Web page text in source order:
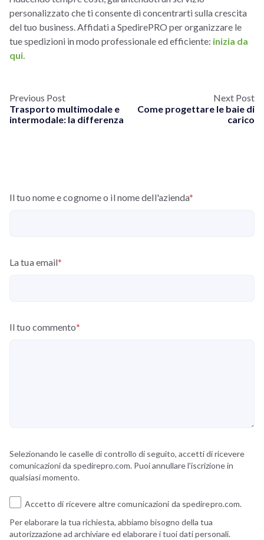
personalizzato che ti consente di concentrarti sulla crescita
del tuo business. Affidati a SpedirePRO per organizzare le
tue spedizioni in modo professionale ed efficiente: inizia da
qui.
Previous Post
Trasporto multimodale e
intermodale: la differenza
Next Post
Come progettare le baie di
carico
Il tuo nome e cognome o il nome dell'azienda*
La tua email*
Il tuo commento*
Selezionando le caselle di controllo di seguito, accetti di ricevere
comunicazioni da spedirepro.com. Puoi annullare l'iscrizione in
qualsiasi momento.
Accetto di ricevere altre comunicazioni da spedirepro.com.
Per elaborare la tua richiesta, abbiamo bisogno della tua
autorizzazione ad archiviare ed elaborare i tuoi dati personali.